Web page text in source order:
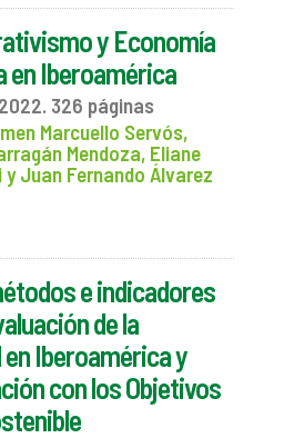
y Economía
en Iberoamérica
326 páginas
Marcuello Servós,
Mendoza, Eliane
Juan Fernando Álvarez
e indicadores
de la
Iberoamérica y
con los Objetivos